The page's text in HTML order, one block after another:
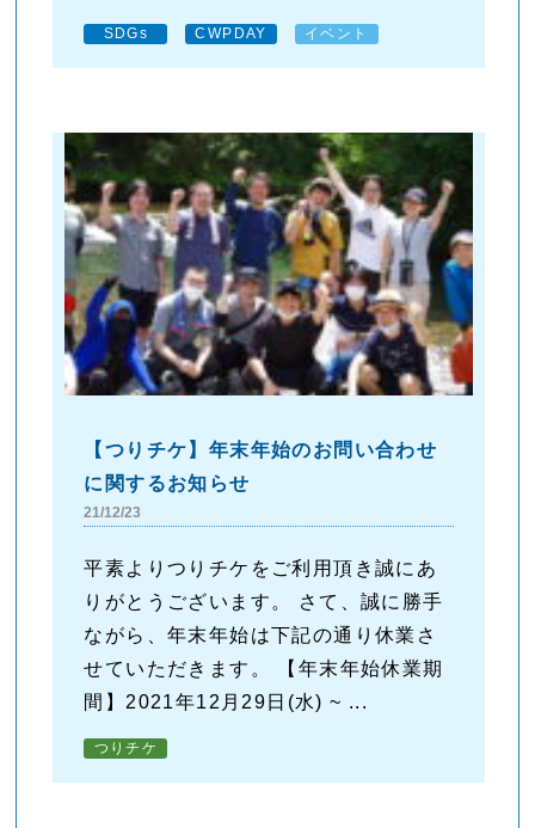
SDGs CWPDAY イベント
【つりチケ】年末年始のお問い合わせ
に関するお知らせ
21/12/23
平素よりつりチケをご利用頂き誠にあ
りがとうございます。 さて、誠に勝手
ながら、年末年始は下記の通り休業さ
せていただきます。 【年末年始休業期
間】2021年12月29日(水) ~ ...
つりチケ